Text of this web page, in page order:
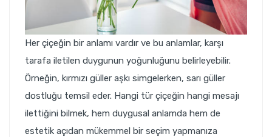
Her çiçeğin bir anlamı vardır ve bu anlamlar, karşı
tarafa iletilen duygunun yoğunluğunu belirleyebilir.
Örneğin, kırmızı güller aşkı simgelerken, sarı güller
dostluğu temsil eder. Hangi tür çiçeğin hangi mesajı
ilettiğini bilmek, hem duygusal anlamda hem de
estetik açıdan mükemmel bir seçim yapmanıza